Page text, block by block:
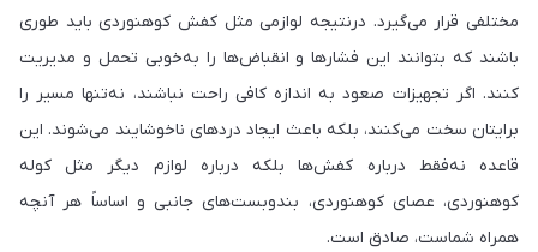
مختلفی قرار می‌گیرد. درنتیجه لوازمی مثل کفش کوهنوردی باید طوری
باشند که بتوانند این فشارها و انقباض‌ها را به‌خوبی تحمل و مدیریت
کنند. اگر تجهیزات صعود به اندازه کافی راحت نباشند، نه‌تنها مسیر را
برایتان سخت می‌کنند، بلکه باعث ایجاد دردهای ناخوشایند می‌شوند. این
قاعده نه‌فقط درباره کفش‌ها بلکه درباره لوازم دیگر مثل کوله
کوهنوردی، عصای کوهنوردی، بندوبست‌های جانبی و اساساً هر آنچه
همراه شماست، صادق است.